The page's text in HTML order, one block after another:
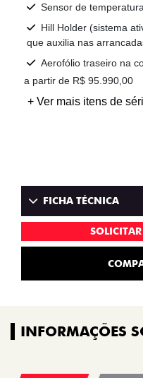
Sensor de
Hill Holder (sistema
que auxilia nas
Aerofólio traseiro na
a partir de R$ 95.990,00
+ Ver mais itens de
FICHA TÉCNICA
INFORMAÇÕES